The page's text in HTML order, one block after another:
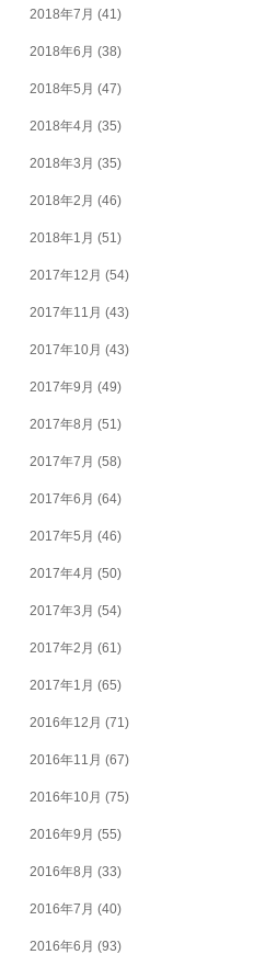
2018年7月 (41)
2018年6月 (38)
2018年5月 (47)
2018年4月 (35)
2018年3月 (35)
2018年2月 (46)
2018年1月 (51)
2017年12月 (54)
2017年11月 (43)
2017年10月 (43)
2017年9月 (49)
2017年8月 (51)
2017年7月 (58)
2017年6月 (64)
2017年5月 (46)
2017年4月 (50)
2017年3月 (54)
2017年2月 (61)
2017年1月 (65)
2016年12月 (71)
2016年11月 (67)
2016年10月 (75)
2016年9月 (55)
2016年8月 (33)
2016年7月 (40)
2016年6月 (93)